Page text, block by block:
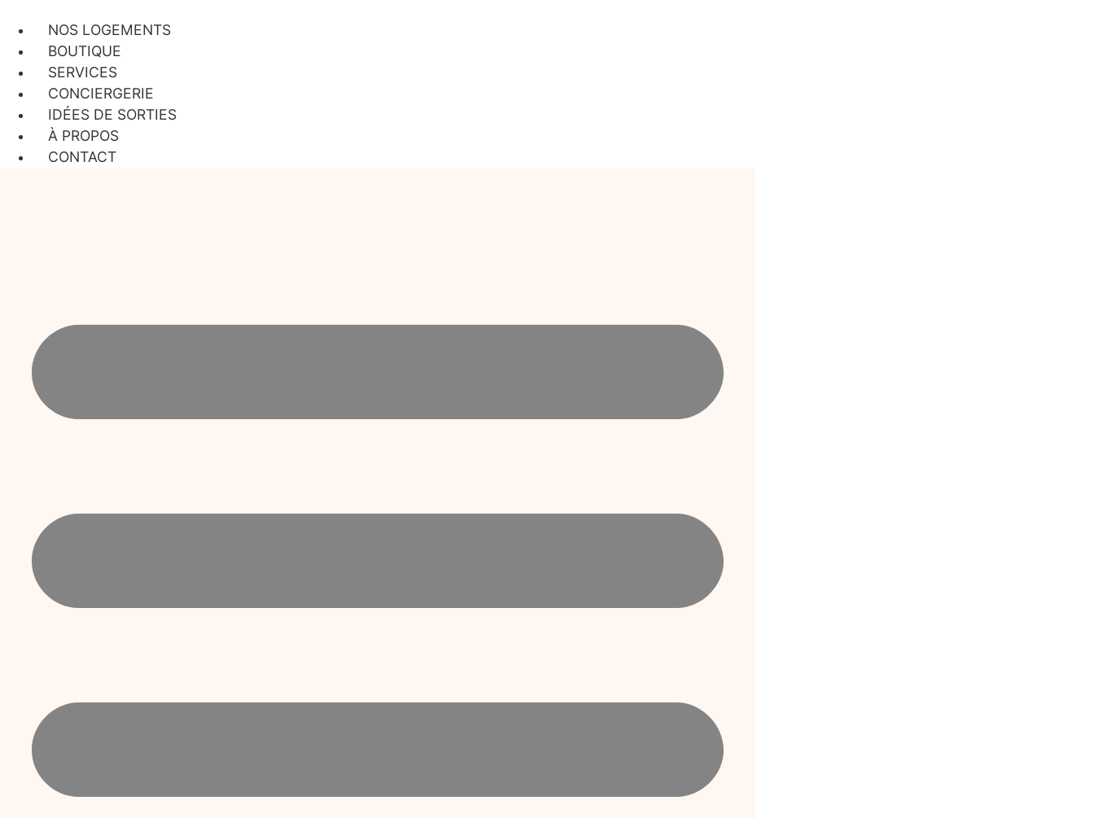
contenu
NOS LOGEMENTS
BOUTIQUE
SERVICES
CONCIERGERIE
IDÉES DE SORTIES
À PROPOS
CONTACT